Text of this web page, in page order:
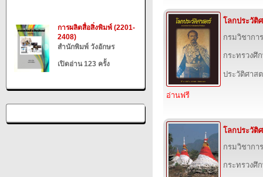
การผลิตสื่อสิ่งพิมพ์ (2201-
2408)
สำนักพิมพ์ วังอักษร
เปิดอ่าน 123 ครั้ง
โลกประวัติ
กรมวิชากา
กระทรวงศึ
ประวัติศาส
อ่านฟรี
โลกประวัติ
กรมวิชากา
กระทรวงศึ